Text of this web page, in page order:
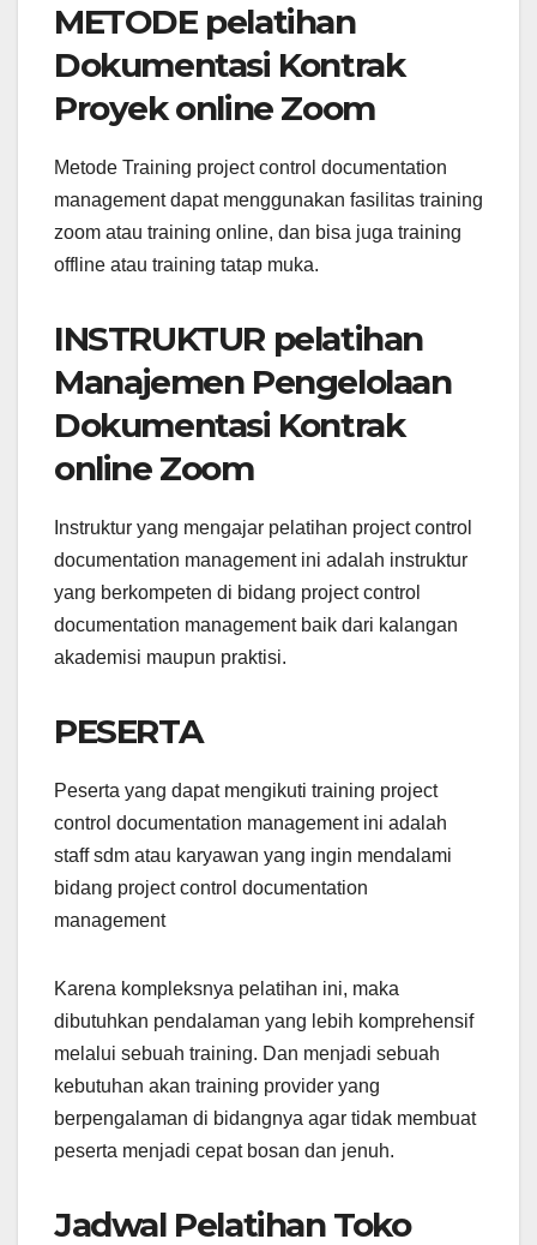
METODE pelatihan
Dokumentasi Kontrak
Proyek online Zoom
Metode Training project control documentation
management dapat menggunakan fasilitas training
zoom atau training online, dan bisa juga training
offline atau training tatap muka.
INSTRUKTUR pelatihan
Manajemen Pengelolaan
Dokumentasi Kontrak
online Zoom
Instruktur yang mengajar pelatihan project control
documentation management ini adalah instruktur
yang berkompeten di bidang project control
documentation management baik dari kalangan
akademisi maupun praktisi.
PESERTA
Peserta yang dapat mengikuti training project
control documentation management ini adalah
staff sdm atau karyawan yang ingin mendalami
bidang project control documentation
management
Karena kompleksnya pelatihan ini, maka
dibutuhkan pendalaman yang lebih komprehensif
melalui sebuah training. Dan menjadi sebuah
kebutuhan akan training provider yang
berpengalaman di bidangnya agar tidak membuat
peserta menjadi cepat bosan dan jenuh.
Jadwal Pelatihan Toko